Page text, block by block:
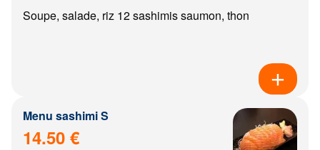
Soupe, salade, riz 12 sashimis saumon, thon
Menu sashimi S
14.50 €